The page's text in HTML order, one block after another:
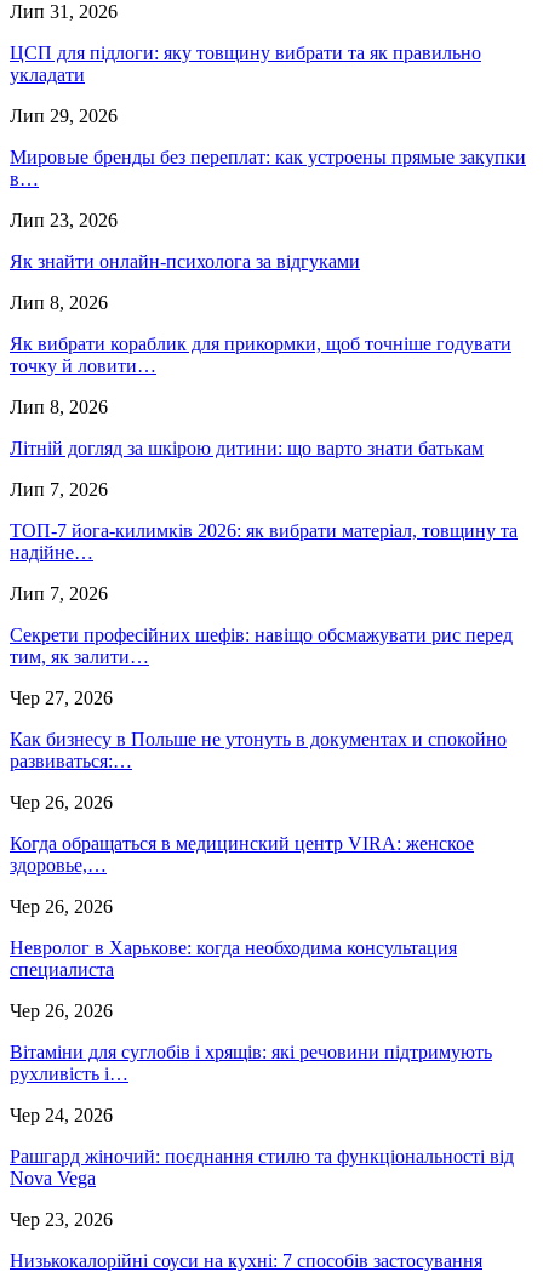
Лип 31, 2026
ЦСП для підлоги: яку товщину вибрати та як правильно
укладати
Лип 29, 2026
Мировые бренды без переплат: как устроены прямые закупки
в…
Лип 23, 2026
Як знайти онлайн-психолога за відгуками
Лип 8, 2026
Як вибрати кораблик для прикормки, щоб точніше годувати
точку й ловити…
Лип 8, 2026
Літній догляд за шкірою дитини: що варто знати батькам
Лип 7, 2026
ТОП-7 йога-килимків 2026: як вибрати матеріал, товщину та
надійне…
Лип 7, 2026
Секрети професійних шефів: навіщо обсмажувати рис перед
тим, як залити…
Чер 27, 2026
Как бизнесу в Польше не утонуть в документах и спокойно
развиваться:…
Чер 26, 2026
Когда обращаться в медицинский центр VIRA: женское
здоровье,…
Чер 26, 2026
Невролог в Харькове: когда необходима консультация
специалиста
Чер 26, 2026
Вітаміни для суглобів і хрящів: які речовини підтримують
рухливість і…
Чер 24, 2026
Рашгард жіночий: поєднання стилю та функціональності від
Nova Vega
Чер 23, 2026
Низькокалорійні соуси на кухні: 7 способів застосування